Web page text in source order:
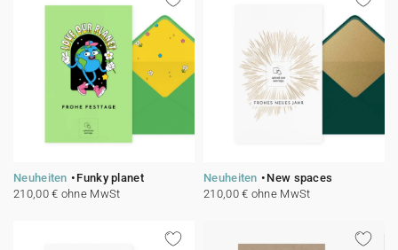
Neuheiten
Funky planet
210,00 € ohne MwSt
Neuheiten
New spaces
210,00 € ohne MwSt